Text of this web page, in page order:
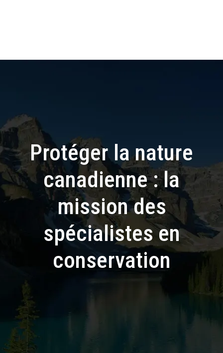
Protéger la nature
canadienne : la
mission des
spécialistes en
conservation